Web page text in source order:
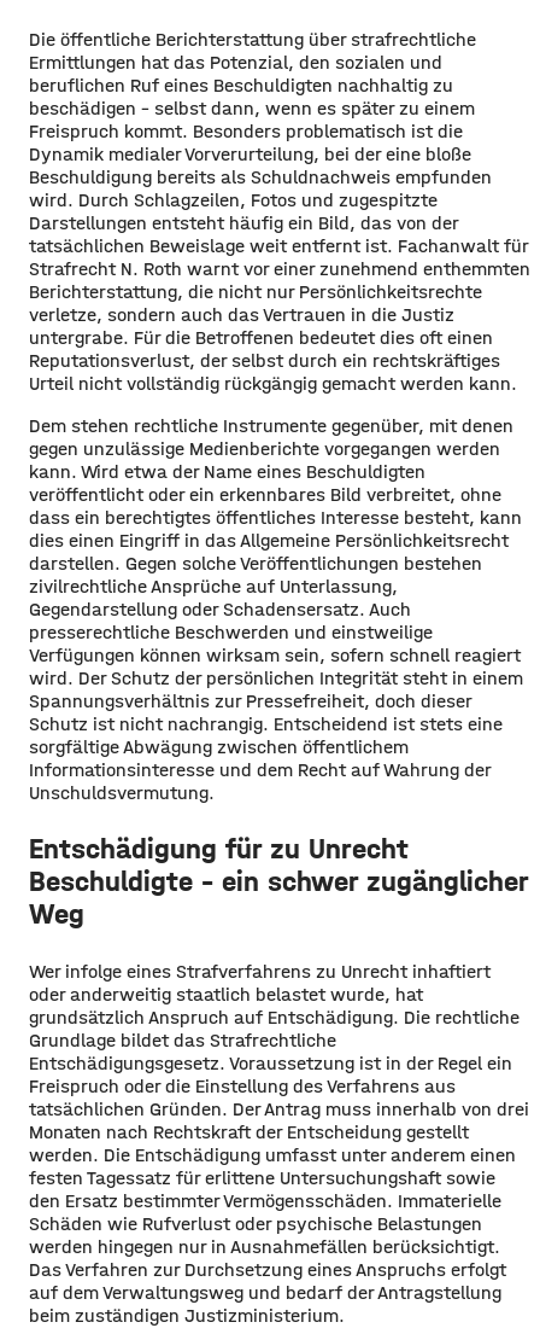
Die öffentliche Berichterstattung über strafrechtliche
Ermittlungen hat das Potenzial, den sozialen und
beruflichen Ruf eines Beschuldigten nachhaltig zu
beschädigen – selbst dann, wenn es später zu einem
Freispruch kommt. Besonders problematisch ist die
Dynamik medialer Vorverurteilung, bei der eine bloße
Beschuldigung bereits als Schuldnachweis empfunden
wird. Durch Schlagzeilen, Fotos und zugespitzte
Darstellungen entsteht häufig ein Bild, das von der
tatsächlichen Beweislage weit entfernt ist. Fachanwalt für
Strafrecht N. Roth warnt vor einer zunehmend enthemmten
Berichterstattung, die nicht nur Persönlichkeitsrechte
verletze, sondern auch das Vertrauen in die Justiz
untergrabe. Für die Betroffenen bedeutet dies oft einen
Reputationsverlust, der selbst durch ein rechtskräftiges
Urteil nicht vollständig rückgängig gemacht werden kann.
Dem stehen rechtliche Instrumente gegenüber, mit denen
gegen unzulässige Medienberichte vorgegangen werden
kann. Wird etwa der Name eines Beschuldigten
veröffentlicht oder ein erkennbares Bild verbreitet, ohne
dass ein berechtigtes öffentliches Interesse besteht, kann
dies einen Eingriff in das Allgemeine Persönlichkeitsrecht
darstellen. Gegen solche Veröffentlichungen bestehen
zivilrechtliche Ansprüche auf Unterlassung,
Gegendarstellung oder Schadensersatz. Auch
presserechtliche Beschwerden und einstweilige
Verfügungen können wirksam sein, sofern schnell reagiert
wird. Der Schutz der persönlichen Integrität steht in einem
Spannungsverhältnis zur Pressefreiheit, doch dieser
Schutz ist nicht nachrangig. Entscheidend ist stets eine
sorgfältige Abwägung zwischen öffentlichem
Informationsinteresse und dem Recht auf Wahrung der
Unschuldsvermutung.
Entschädigung für zu Unrecht
Beschuldigte – ein schwer zugänglicher
Weg
Wer infolge eines Strafverfahrens zu Unrecht inhaftiert
oder anderweitig staatlich belastet wurde, hat
grundsätzlich Anspruch auf Entschädigung. Die rechtliche
Grundlage bildet das Strafrechtliche
Entschädigungsgesetz. Voraussetzung ist in der Regel ein
Freispruch oder die Einstellung des Verfahrens aus
tatsächlichen Gründen. Der Antrag muss innerhalb von drei
Monaten nach Rechtskraft der Entscheidung gestellt
werden. Die Entschädigung umfasst unter anderem einen
festen Tagessatz für erlittene Untersuchungshaft sowie
den Ersatz bestimmter Vermögensschäden. Immaterielle
Schäden wie Rufverlust oder psychische Belastungen
werden hingegen nur in Ausnahmefällen berücksichtigt.
Das Verfahren zur Durchsetzung eines Anspruchs erfolgt
auf dem Verwaltungsweg und bedarf der Antragstellung
beim zuständigen Justizministerium.